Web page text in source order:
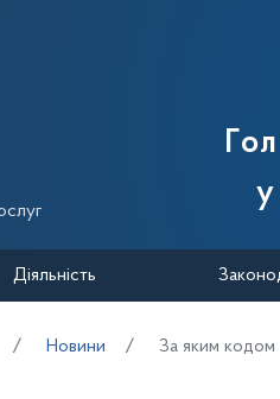
Державної
Діяльність
Новини За яким кодом